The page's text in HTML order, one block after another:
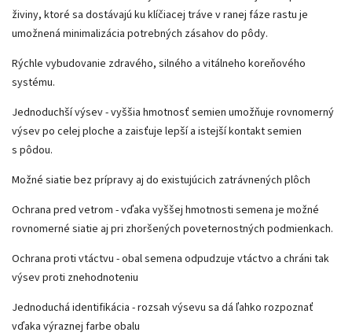
živiny, ktoré sa dostávajú ku klíčiacej tráve v ranej fáze rastu je
umožnená minimalizácia potrebných zásahov do pôdy.
Rýchle vybudovanie zdravého, silného a vitálneho koreňového
systému.
Jednoduchší výsev - vyššia hmotnosť semien umožňuje rovnomerný
výsev po celej ploche a zaisťuje lepší a istejší kontakt semien
s pôdou.
Možné siatie bez prípravy aj do existujúcich zatrávnených plôch
Ochrana pred vetrom - vďaka vyššej hmotnosti semena je možné
rovnomerné siatie aj pri zhoršených poveternostných podmienkach.
Ochrana proti vtáctvu - obal semena odpudzuje vtáctvo a chráni tak
výsev proti znehodnoteniu
Jednoduchá identifikácia - rozsah výsevu sa dá ľahko rozpoznať
vďaka výraznej farbe obalu